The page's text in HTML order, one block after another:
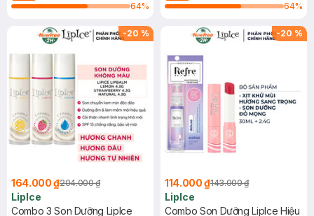
64%
64%
-20 %
164.000 ₫204.000 ₫
LipIce
Combo 3 Son Dưỡng LipIce
-20 %
114.000 ₫143.000 ₫
LipIce
Combo Son Dưỡng LipIce Hiệu